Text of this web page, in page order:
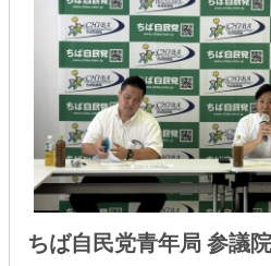
ちば自民党青年局 参議